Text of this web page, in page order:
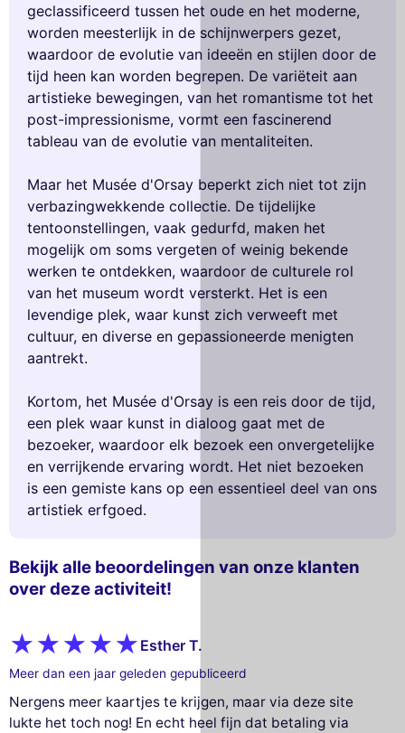
Bekijk alle beoordelingen van onze klanten
over deze activiteit!
Esther T.
Meer dan een jaar geleden gepubliceerd
Nergens meer kaartjes te krijgen, maar via deze site
lukte het toch nog! En echt heel fijn dat betaling via
geclassificeerd tussen het oude en het moderne,
worden meesterlijk in de schijnwerpers gezet,
waardoor de evolutie van ideeën en stijlen door de
tijd heen kan worden begrepen. De variëteit aan
artistieke bewegingen, van het romantisme tot het
post-impressionisme, vormt een fascinerend
tableau van de evolutie van mentaliteiten.
Maar het Musée d'Orsay beperkt zich niet tot zijn
verbazingwekkende collectie. De tijdelijke
tentoonstellingen, vaak gedurfd, maken het
mogelijk om soms vergeten of weinig bekende
werken te ontdekken, waardoor de culturele rol
van het museum wordt versterkt. Het is een
levendige plek, waar kunst zich verweeft met
cultuur, en diverse en gepassioneerde menigten
aantrekt.
Kortom, het Musée d'Orsay is een reis door de tijd,
een plek waar kunst in dialoog gaat met de
bezoeker, waardoor elk bezoek een onvergetelijke
en verrijkende ervaring wordt. Het niet bezoeken
is een gemiste kans op een essentieel deel van ons
artistiek erfgoed.